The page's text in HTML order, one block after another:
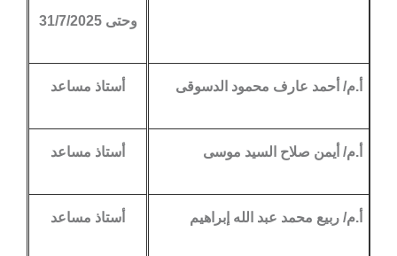
وحتى 31/7/2025
أ.م/ أحمد عارف محمود الدسوقى أستاذ مساعد
أ.م/ أيمن صلاح السيد موسى أستاذ مساعد
أ.م/ ربيع محمد عبد الله إبراهيم أستاذ مساعد